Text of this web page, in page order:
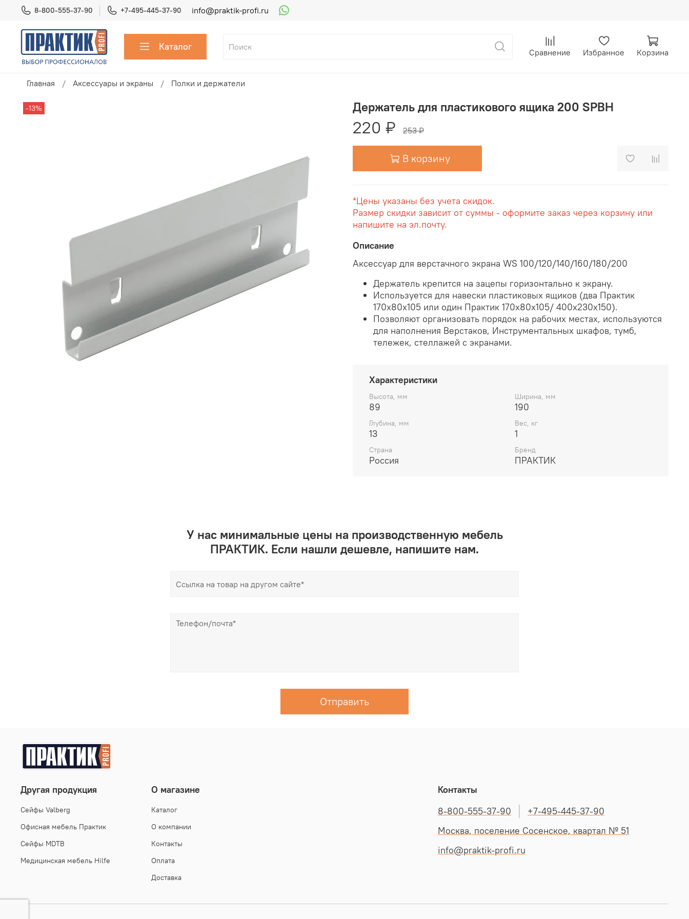
info@praktik-profi.ru
8-800-555-37-90 +7-495-445-37-90
Каталог Сравнение Избранное Корзина
Главная Аксессуары и экраны Полки и держатели
-13% Держатель для пластикового ящика 200 SPBH
220 ₽ 253 ₽
В корзину
*Цены указаны без учета скидок.
Размер скидки зависит от суммы - оформите заказ через корзину или
напишите на эл.почту.
Описание
Аксессуар для верстачного экрана WS 100/120/140/160/180/200
Держатель крепится на зацепы горизонтально к экрану.
Используется для навески пластиковых ящиков (два Практик
170x80x105 или один Практик 170x80x105/ 400x230x150).
Позволяют организовать порядок на рабочих местах, используются
для наполнения Верстаков, Инструментальных шкафов, тумб,
тележек, стеллажей с экранами.
Характеристики
Высота, мм
89
Ширина, мм
190
Глубина, мм
13
Вес, кг
1
Страна
Россия
Бренд
ПРАКТИК
У нас минимальные цены на производственную мебель
ПРАКТИК. Если нашли дешевле, напишите нам.
Отправить
Другая продукция
Cейфы Valberg
Офисная мебель Практик
Сейфы MDTB
Медицинская мебель Hilfe
О магазине
Каталог
О компании
Контакты
Оплата
Доставка
Контакты
8-800-555-37-90
+7-495-445-37-90
Москва, поселение Сосенское, квартал № 51
info@praktik-profi.ru